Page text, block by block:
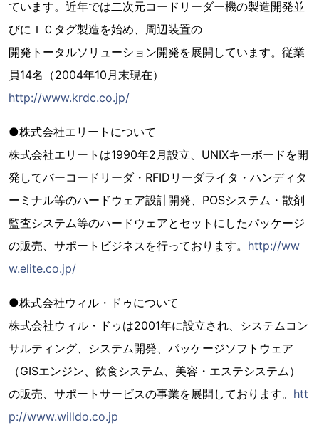
ています。近年では二次元コードリーダー機の製造開発並
びにＩＣタグ製造を始め、周辺装置の
開発トータルソリューション開発を展開しています。従業
員14名（2004年10月末現在）
http://www.krdc.co.jp/
●株式会社エリートについて
株式会社エリートは1990年2月設立、UNIXキーボードを開
発してバーコードリーダ・RFIDリーダライタ・ハンディタ
ーミナル等のハードウェア設計開発、POSシステム・散剤
監査システム等のハードウェアとセットにしたパッケージ
の販売、サポートビジネスを行っております。 http://ww
w.elite.co.jp/
●株式会社ウィル・ドゥについて
株式会社ウィル・ドゥは2001年に設立され、システムコン
サルティング、システム開発、パッケージソフトウェア
（GISエンジン、飲食システム、美容・エステシステム）
の販売、サポートサービスの事業を展開しております。 htt
p://www.willdo.co.jp